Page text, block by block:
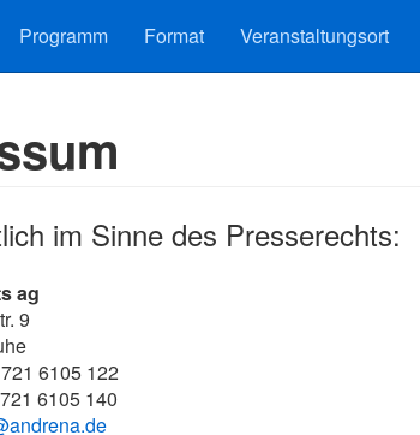
Programm Format Veranstaltungsort
im Sinne des Presserechts:
ag
9
6105 122
6105 140